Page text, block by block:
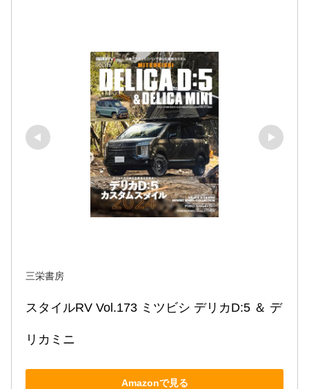
三栄書房
スタイルRV Vol.173 ミツビシ デリカD:5 ＆ デ
リカミニ
Amazonで見る